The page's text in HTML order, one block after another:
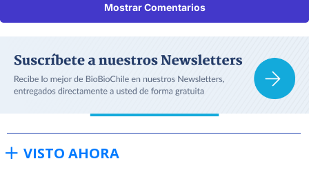
Mostrar Comentarios
VISTO AHORA